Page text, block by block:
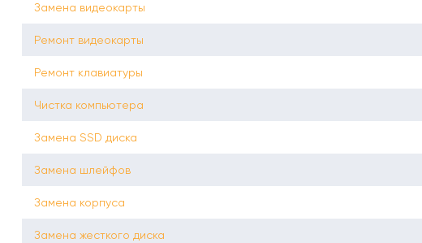
Замена видеокарты
Ремонт видеокарты
Ремонт клавиатуры
Чистка компьютера
Замена SSD диска
Замена шлейфов
Замена корпуса
Замена жесткого диска